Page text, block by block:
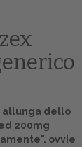
allunga dello
200mg
ovvie